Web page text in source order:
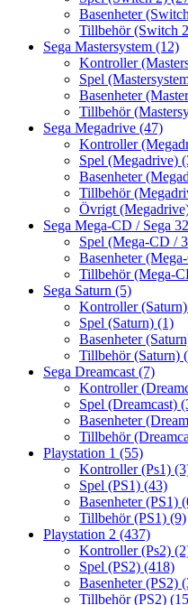
Basenheter
Tillbehör (Switch
Sega Mastersystem (12)
Kontroller
Spel
Basenheter
Tillbehör
Sega Megadrive (47)
Kontroller
Spel (Megadrive)
Basenheter
Tillbehör
Övrigt
Sega Mega-CD / Sega
Spel (Mega-CD /
Basenheter
Tillbehör (Mega-
Sega Saturn (5)
Kontroller (Saturn)
Spel (Saturn) (1)
Basenheter
Tillbehör (Saturn)
Sega Dreamcast (7)
Kontroller
Spel (Dreamcast)
Basenheter
Tillbehör
Playstation 1 (55)
Kontroller (Ps1)
Spel (PS1) (43)
Basenheter (PS1)
Tillbehör (PS1) (9)
Playstation 2 (437)
Kontroller (Ps2)
Spel (PS2) (418)
Basenheter (PS2)
Tillbehör (PS2)